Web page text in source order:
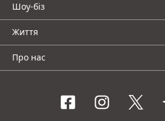
Шоу-біз
Життя
Про нас